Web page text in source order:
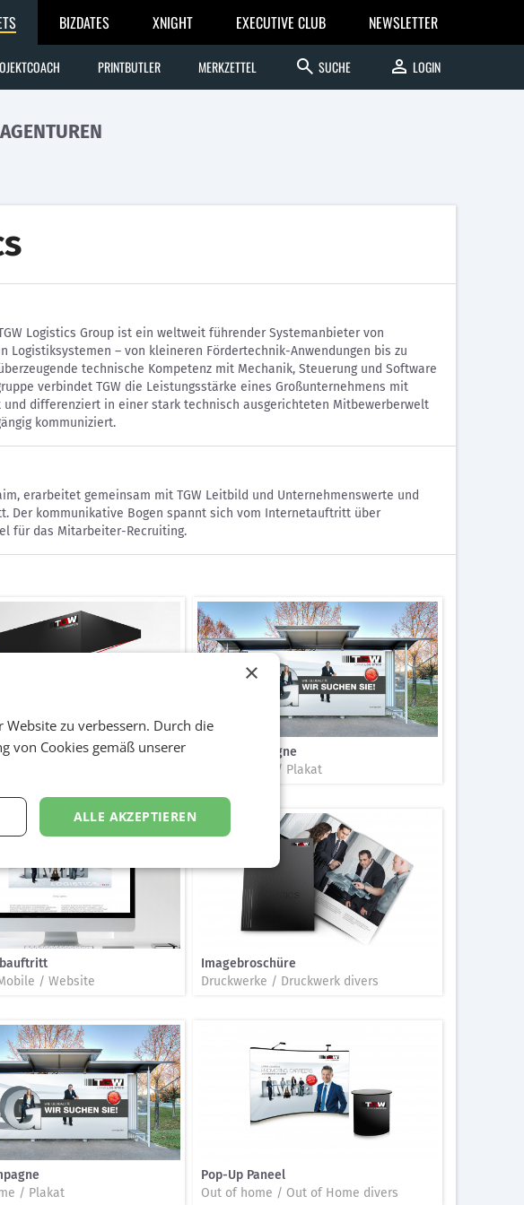
BIZDATES XNIGHT EXECUTIVE CLUB NEWSLETTER
PRINTBUTLER MERKZETTEL search SUCHE person LOGIN
Logistics Group ist ein weltweit führender Systemanbieter von
– von kleineren Fördertechnik-Anwendungen bis zu
technische Kompetenz mit Mechanik, Steuerung und Software
verbindet TGW die Leistungsstärke eines Großunternehmens mit
differenziert in einer stark technisch ausgerichteten Mitbewerberwelt
kommuniziert.
erarbeitet gemeinsam mit TGW Leitbild und Unternehmenswerte und
Der kommunikative Bogen spannt sich vom Internetauftritt über
für das Mitarbeiter-Recruiting.
Plakatkampagne
Out of home / Plakat
/ Website
Imagebroschüre
Druckwerke / Druckwerk divers
/ Plakat
Pop-Up Paneel
Out of home / Out of Home divers
×
zu verbessern. Durch die
von Cookies gemäß unserer
ALLE AKZEPTIEREN